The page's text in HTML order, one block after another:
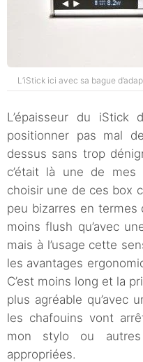
L’iStick ici avec sa bague
L’épaisseur du
positionner pas mal
dessus sans trop
c’était là une de mes
choisir une de ces box
peu bizarres en termes
moins flush qu’avec
mais à l’usage cette
les avantages
C’est moins long et la
plus agréable qu’avec
les chafouins vont
mon stylo ou autres
appropriées.